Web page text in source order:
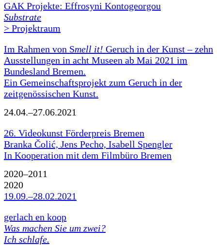
GAK Projekte: Effrosyni Kontogeorgou
Substrate
> Projektraum
Im Rahmen von Smell it! Geruch in der Kunst – zehn
Ausstellungen in acht Museen ab Mai 2021 im
Bundesland Bremen.
Ein Gemeinschaftsprojekt zum Geruch in der
zeitgenössischen Kunst.
24.04.–27.06.2021
26. Videokunst Förderpreis Bremen
Branka Čolić, Jens Pecho, Isabell Spengler
In Kooperation mit dem Filmbüro Bremen
2020–2011
2020
19.09.–28.02.2021
gerlach en koop
Was machen Sie um zwei?
Ich schlafe.